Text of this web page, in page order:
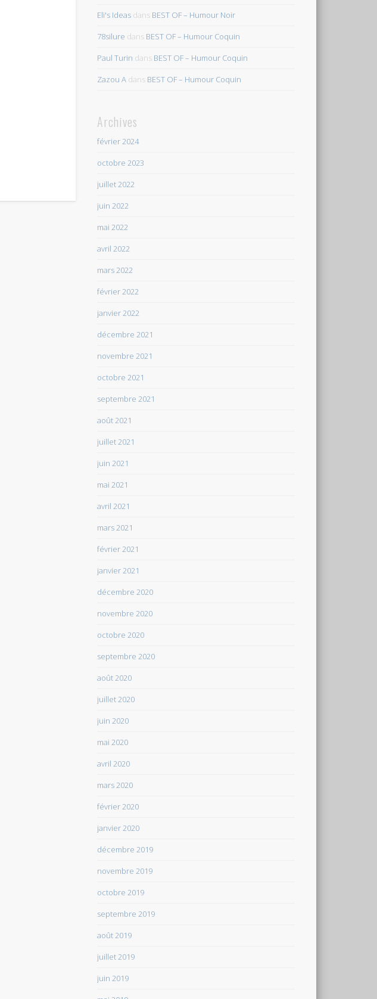
Eli's Ideas dans BEST OF – Humour Noir
78silure dans BEST OF – Humour Coquin
Paul Turin dans BEST OF – Humour Coquin
Zazou A dans BEST OF – Humour Coquin
Archives
février 2024
octobre 2023
juillet 2022
juin 2022
mai 2022
avril 2022
mars 2022
février 2022
janvier 2022
décembre 2021
novembre 2021
octobre 2021
septembre 2021
août 2021
juillet 2021
juin 2021
mai 2021
avril 2021
mars 2021
février 2021
janvier 2021
décembre 2020
novembre 2020
octobre 2020
septembre 2020
août 2020
juillet 2020
juin 2020
mai 2020
avril 2020
mars 2020
février 2020
janvier 2020
décembre 2019
novembre 2019
octobre 2019
septembre 2019
août 2019
juillet 2019
juin 2019